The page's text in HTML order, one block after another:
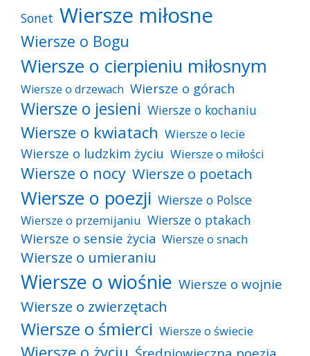
Sonet Wiersze miłosne
Wiersze o Bogu
Wiersze o cierpieniu miłosnym
Wiersze o drzewach Wiersze o górach
Wiersze o jesieni Wiersze o kochaniu
Wiersze o kwiatach Wiersze o lecie
Wiersze o ludzkim życiu Wiersze o miłości
Wiersze o nocy Wiersze o poetach
Wiersze o poezji Wiersze o Polsce
Wiersze o przemijaniu Wiersze o ptakach
Wiersze o sensie życia Wiersze o snach
Wiersze o umieraniu
Wiersze o wiośnie Wiersze o wojnie
Wiersze o zwierzętach
Wiersze o śmierci Wiersze o świecie
Wiersze o życiu